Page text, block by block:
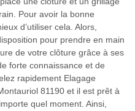
Pour avoir la bonne
d’utiliser cela. Alors,
pour prendre en main
de votre clôture grâce à ses
forte connaissance et de
rapidement Elagage
81190 et il est prêt à
quel moment. Ainsi,